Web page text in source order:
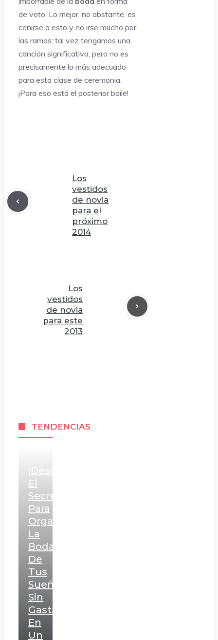
de voto. Lo mejor, no obstante, es
ceñirse a esto y no irse mucho por
las ramas: tal vez tengamos una
canción significativa, pero no es
precisamente lo más adecuado
para esta clase de ceremonia.
¡Para eso está el posterior baile!
Los
vestidos
de novia
para el
próximo
2014
Los
vestidos
de novia
para este
2013
TENDENCIAS
¡Descubre
El
Secreto
Para
Organizar
La
Boda
De
Tus
Sueños
Sin
Gastar
En
Un